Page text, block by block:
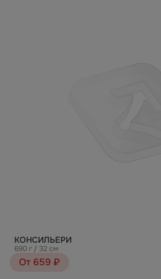
КОНСИЛЬЕРИ
690 г / 32 см
От 659 ₽